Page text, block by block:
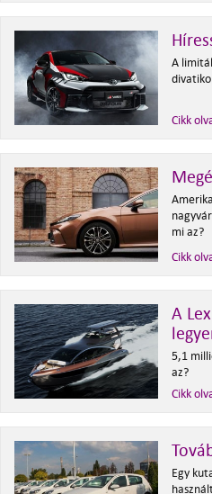
A
Cikk
mi az?
Cikk
A
5,1
az?
Cikk
Egy